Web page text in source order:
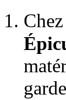
Chez